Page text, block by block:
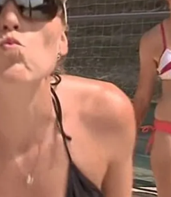
Moderní pětiboj
Motorsport
Olympijské hry
Parasport
Plavání
Plážový volejbal